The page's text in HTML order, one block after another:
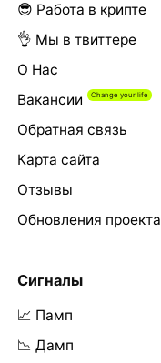
😎 Работа в крипте
👌 Мы в твиттере
О Нас
Вакансии
Обратная связь
Карта сайта
Отзывы
Обновления проекта
Сигналы
📈 Памп
📉 Дамп